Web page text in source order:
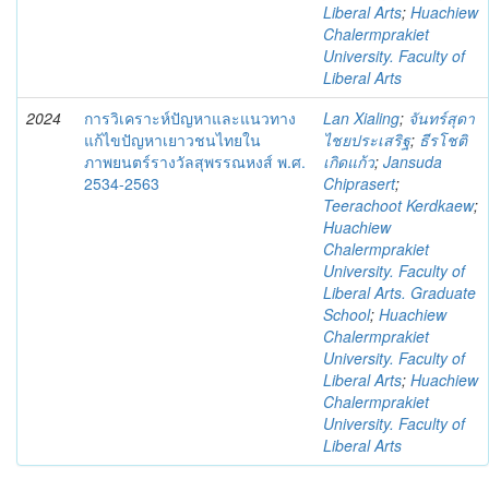
Liberal Arts; Huachiew
Chalermprakiet
University. Faculty of
Liberal Arts
2024
การวิเคราะห์ปัญหาและแนวทาง
แก้ไขปัญหาเยาวชนไทยใน
ภาพยนตร์รางวัลสุพรรณหงส์ พ.ศ.
2534-2563
Lan Xialing; จันทร์สุดา
ไชยประเสริฐ; ธีรโชติ
เกิดแก้ว; Jansuda
Chiprasert;
Teerachoot Kerdkaew;
Huachiew
Chalermprakiet
University. Faculty of
Liberal Arts. Graduate
School; Huachiew
Chalermprakiet
University. Faculty of
Liberal Arts; Huachiew
Chalermprakiet
University. Faculty of
Liberal Arts